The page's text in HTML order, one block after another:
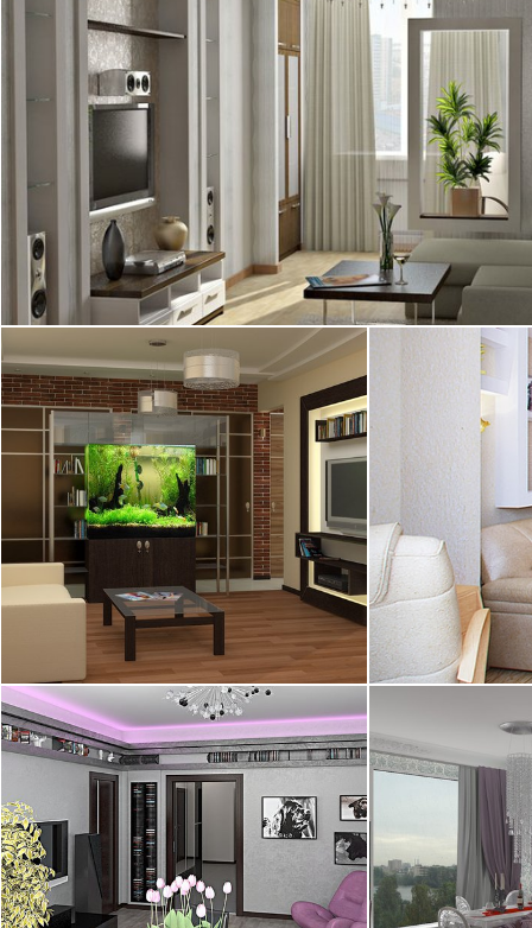
квартира, 75 м2
06.11.2008
квартира, 105 м2
Один из
квартиры в
квартира, 55 м
18.09.2008